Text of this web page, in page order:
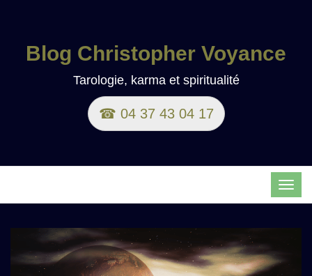
Blog Christopher Voyance
Tarologie, karma et spiritualité
☎ 04 37 43 04 17